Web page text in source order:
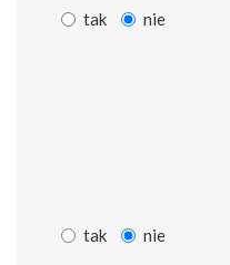
tak nie
tak nie